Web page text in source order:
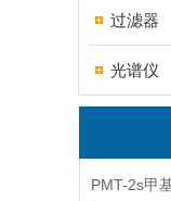
过滤器
光谱仪